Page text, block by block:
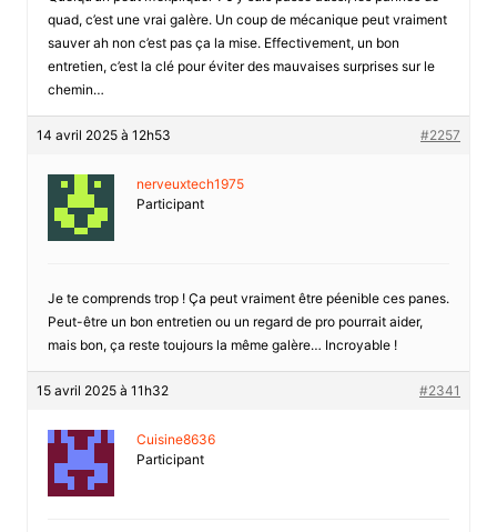
quad, c’est une vrai galère. Un coup de mécanique peut vraiment
sauver ah non c’est pas ça la mise. Effectivement, un bon
entretien, c’est la clé pour éviter des mauvaises surprises sur le
chemin…
14 avril 2025 à 12h53 #2257
nerveuxtech1975
Participant
Je te comprends trop ! Ça peut vraiment être péenible ces panes.
Peut-être un bon entretien ou un regard de pro pourrait aider,
mais bon, ça reste toujours la même galère… Incroyable !
15 avril 2025 à 11h32 #2341
Cuisine8636
Participant